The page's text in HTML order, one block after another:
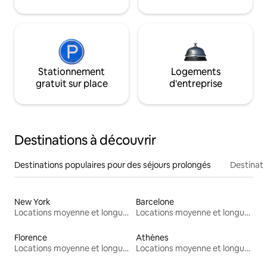
Stationnement
gratuit sur place
Logements
d'entreprise
Destinations à découvrir
Destinations populaires pour des séjours prolongés
New York
Locations moyenne et longue durée
Barcelone
Locations moyenne et longue durée
Florence
Locations moyenne et longue durée
Athènes
Locations moyenne et longue durée